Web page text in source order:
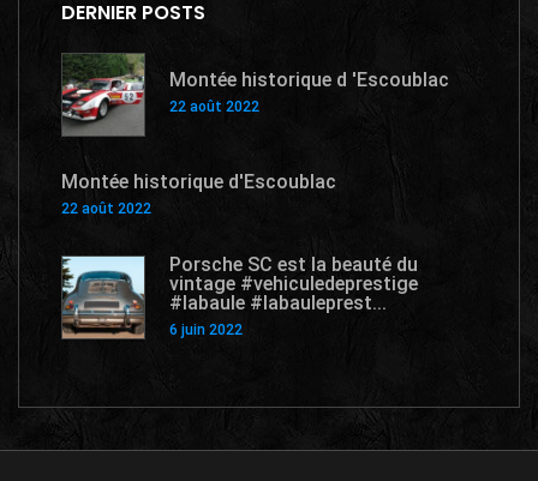
DERNIER POSTS
Montée historique d 'Escoublac
22 août 2022
Montée historique d'Escoublac
22 août 2022
Porsche SC est la beauté du
vintage #vehiculedeprestige
#labaule #labauleprest...
6 juin 2022